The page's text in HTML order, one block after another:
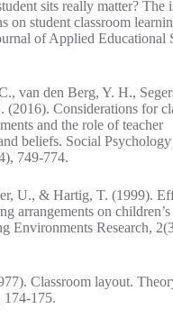
sits really matter? The
on student classroom
of Applied Educational
van den Berg, Y. H.,
(2016). Considerations for
and the role of teacher
beliefs. Social
749-774.
U., & Hartig, T. (1999).
arrangements on
Environments Research,
Classroom layout.
174-175.